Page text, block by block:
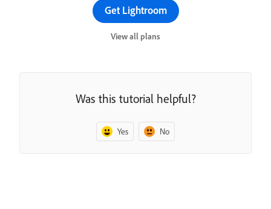
Get Lightroom
View all plans
Was this tutorial helpful?
Yes No